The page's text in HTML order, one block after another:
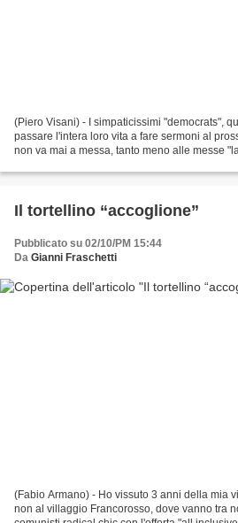
(Piero Visani) - I simpaticissimi "democrats",
passare l'intera loro vita a fare sermoni al
non va mai a messa, tanto meno alle messe
Il tortellino “accoglione”
Pubblicato su 02/10/PM 15:44
Da Gianni Fraschetti
(Fabio Armano) - Ho vissuto 3 anni della mia
non al villaggio Francorosso, dove vanno tra